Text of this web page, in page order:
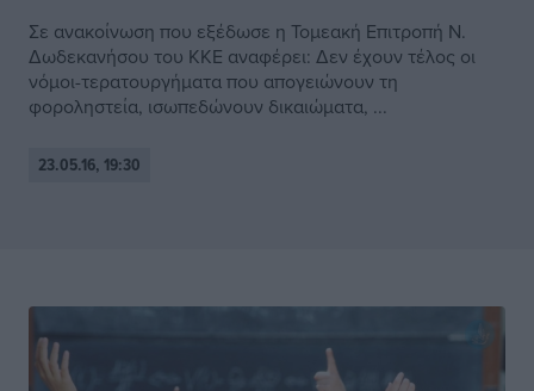
Σε ανακοίνωση που εξέδωσε η Τομεακή Επιτροπή Ν.
Δωδεκανήσου του ΚΚΕ αναφέρει: Δεν έχουν τέλος οι
νόμοι-τερατουργήματα που απογειώνουν τη
φοροληστεία, ισωπεδώνουν δικαιώματα, ...
23.05.16, 19:30